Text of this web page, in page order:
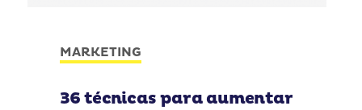
MARKETING
36 técnicas para aumentar